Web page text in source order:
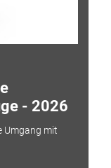
- 2026
Umgang mit